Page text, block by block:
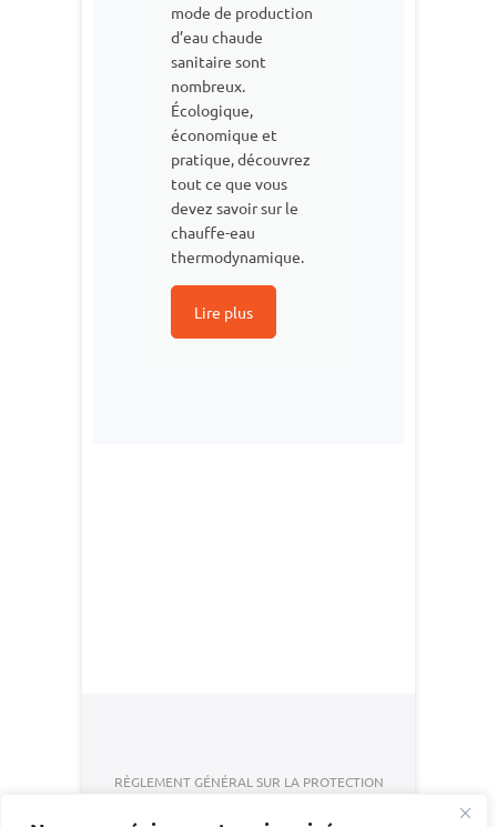
mode de production
d’eau chaude
sanitaire sont
nombreux.
Écologique,
économique et
pratique, découvrez
tout ce que vous
devez savoir sur le
chauffe-eau
thermodynamique.
Lire plus
RÈGLEMENT GÉNÉRAL SUR LA PROTECTION